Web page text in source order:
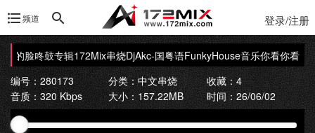
频道 登录/注册
的脸咚鼓专辑172Mix串烧DjAkc-国粤语FunkyHouse音乐你看你看月
编号：280173
分类：中文串烧
收藏：4
音质：320 Kbps
大小：157.22MB 时间：26/06/02